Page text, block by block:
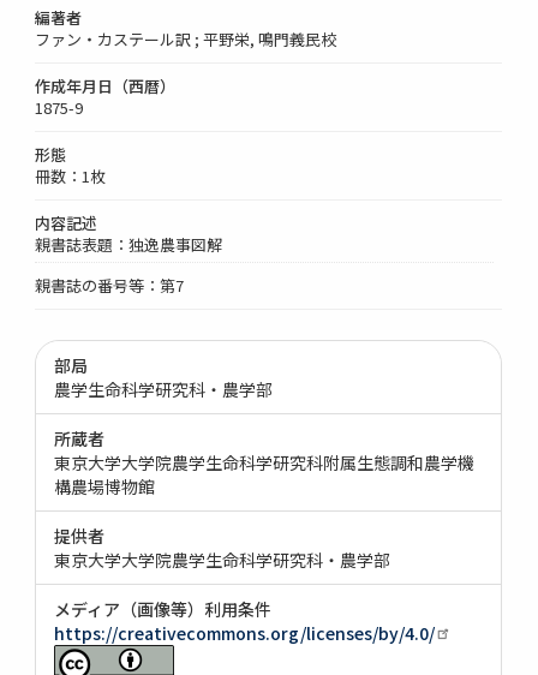
編著者
ファン・カステール訳 ; 平野栄, 鳴門義民校
作成年月日（西暦）
1875-9
形態
冊数：1枚
内容記述
親書誌表題：独逸農事図解
親書誌の番号等：第7
部局
農学生命科学研究科・農学部
所蔵者
東京大学大学院農学生命科学研究科附属生態調和農学機
構農場博物館
提供者
東京大学大学院農学生命科学研究科・農学部
メディア（画像等）利用条件
https://creativecommons.org/licenses/by/4.0/